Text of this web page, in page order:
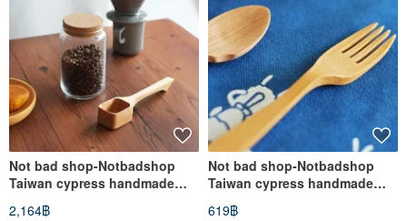
Not bad shop-Notbadshop
Taiwan cypress handmade
coffee spoon
2,164฿
Not bad shop-Notbadshop
Taiwan cypress handmade
fork-single entry
619฿